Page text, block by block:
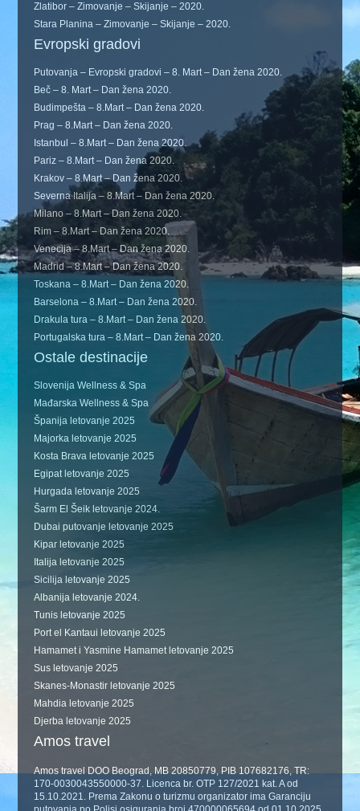
Zlatibor – Zimovanje – Skijanje – 2020.
Stara Planina – Zimovanje – Skijanje – 2020.
Evropski gradovi
Putovanja – Evropski gradovi – 8. Mart – Dan žena 2020.
Beč – 8. Mart – Dan žena 2020.
Budimpešta – 8.Mart – Dan žena 2020.
Prag – 8.Mart – Dan žena 2020.
Istanbul – 8.Mart – Dan žena 2020.
Pariz – 8.Mart – Dan žena 2020.
Krakov – 8.Mart – Dan žena 2020.
Severna Italija – 8.Mart – Dan žena 2020.
Milano – 8.Mart – Dan žena 2020.
Rim – 8.Mart – Dan žena 2020.
Venecija – 8.Mart – Dan žena 2020.
Madrid – 8.Mart – Dan žena 2020.
Toskana – 8.Mart – Dan žena 2020.
Barselona – 8.Mart – Dan žena 2020.
Drakula tura – 8.Mart – Dan žena 2020.
Portugalska tura – 8.Mart – Dan žena 2020.
Ostale destinacije
Slovenija Wellness & Spa
Mađarska Wellness & Spa
Španija letovanje 2025
Majorka letovanje 2025
Kosta Brava letovanje 2025
Egipat letovanje 2025
Hurgada letovanje 2025
Šarm El Šeik letovanje 2024.
Dubai putovanje letovanje 2025
Kipar letovanje 2025
Italija letovanje 2025
Sicilija letovanje 2025
Albanija letovanje 2024.
Tunis letovanje 2025
Port el Kantaui letovanje 2025
Hamamet i Yasmine Hamamet letovanje 2025
Sus letovanje 2025
Skanes-Monastir letovanje 2025
Mahdia letovanje 2025
Djerba letovanje 2025
Amos travel
Amos travel DOO Beograd, MB 20850779, PIB 107682176, TR:
170-0030043550000-37. Licenca br. OTP 127/2021 kat. A od
15.10.2021. Prema Zakonu o turizmu organizator ima Garanciju